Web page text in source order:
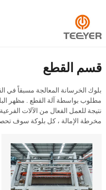
قسم القطع
بلوك الخرسانة المعالجة مسبقاً
مطلوب بواسطة آلة القطع . مظهر
نتيجة للعمل الفعال من الآلات
مخرطة الإمالة ، كل بلوكة سوف